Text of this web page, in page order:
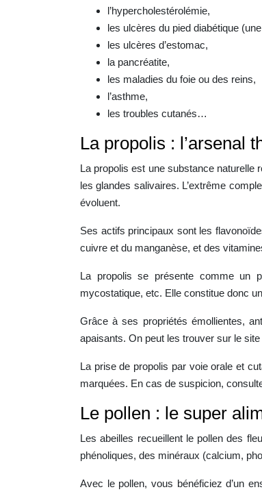
l’hypercholestérolémie,
les ulcères du pied diabétique
les ulcères d’estomac,
la pancréatite,
les maladies du foie ou des reins,
l’asthme,
les troubles cutanés…
La propolis : l’arsenal
La propolis est une substance naturelle
les glandes salivaires. L’extrême
évoluent.
Ses actifs principaux sont les
cuivre et du manganèse, et des
La propolis se présente comme un
mycostatique, etc. Elle constitue donc
Grâce à ses propriétés émollientes,
apaisants. On peut les trouver sur le site
La prise de propolis par voie orale et
marquées. En cas de suspicion,
Le pollen : le super
Les abeilles recueillent le pollen des
phénoliques, des minéraux (calcium,
Avec le pollen, vous bénéficiez d’un